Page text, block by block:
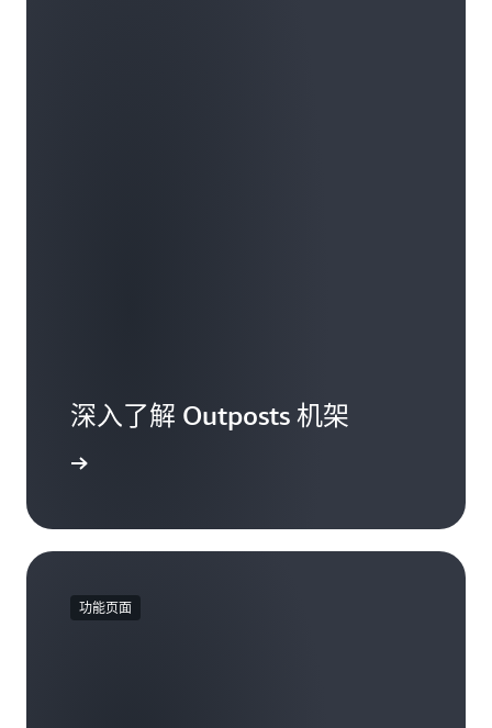
深入了解 Outposts 机架
功能页面